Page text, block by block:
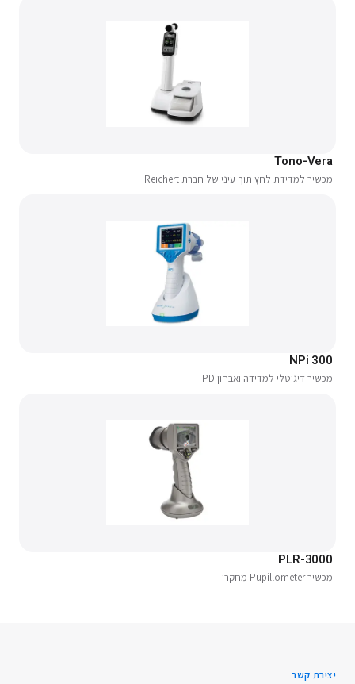
Tono-Vera
מכשיר למדידת לחץ תוך עיני של חברת Reichert
NPi 300
מכשיר דיגיטלי למדידה ואבחון PD
PLR-3000
מכשיר Pupillometer מחקרי
יצירת קשר